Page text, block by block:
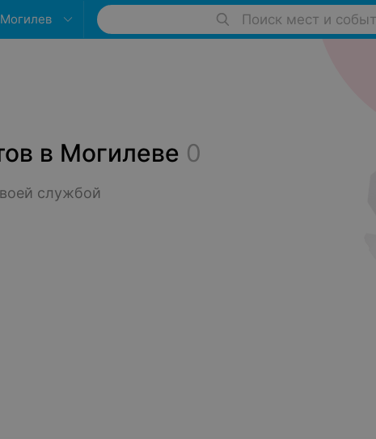
Могилев Поиск мест и
в Могилеве 0
службой